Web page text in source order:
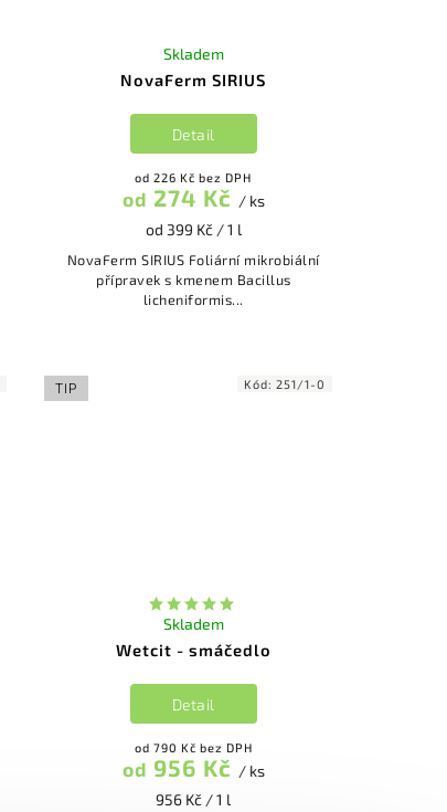
NovaFerm SIRIUS
Skladem
od 226 Kč bez DPH
od 274 Kč / ks
od 399 Kč / 1 l
Detail
NovaFerm SIRIUS Foliární mikrobiální
přípravek s kmenem Bacillus
licheniformis...
TIP
Wetcit - smáčedlo
Skladem
od 790 Kč bez DPH
od 956 Kč / ks
956 Kč / 1 l
Detail
Kód:251/1-0